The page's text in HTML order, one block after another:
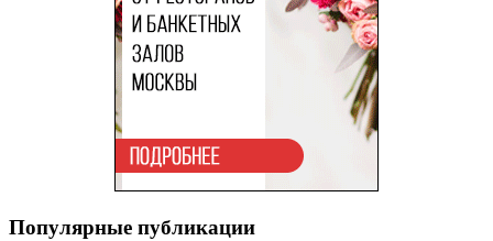
Популярные публикации